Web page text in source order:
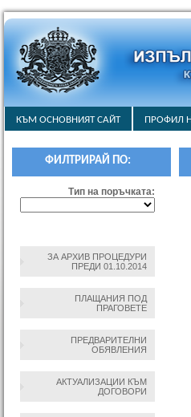
КЪМ ОСНОВНИЯТ САЙТ ПРОФИЛ
ФИЛТРИРАЙ ПО:
Тип на поръчката:
ЗА АРХИВ ПРОЦЕДУРИ
ПРЕДИ 01.10.2014
ПЛАЩАНИЯ ПОД
ПРАГОВЕТЕ
ПРЕДВАРИТЕЛНИ
ОБЯВЛЕНИЯ
АКТУАЛИЗАЦИИ КЪМ
ДОГОВОРИ